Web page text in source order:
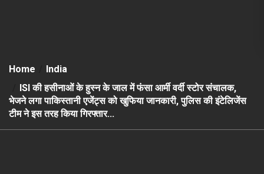
Home
India
ISI की हसीनाओं के हुस्न के जाल में फंसा आर्मी वर्दी स्टोर संचालक,
भेजने लगा पाकिस्तानी एजेंट्स को खुफिया जानकारी, पुलिस की इंटेलिजेंस
टीम ने इस तरह किया गिरफ्तार…